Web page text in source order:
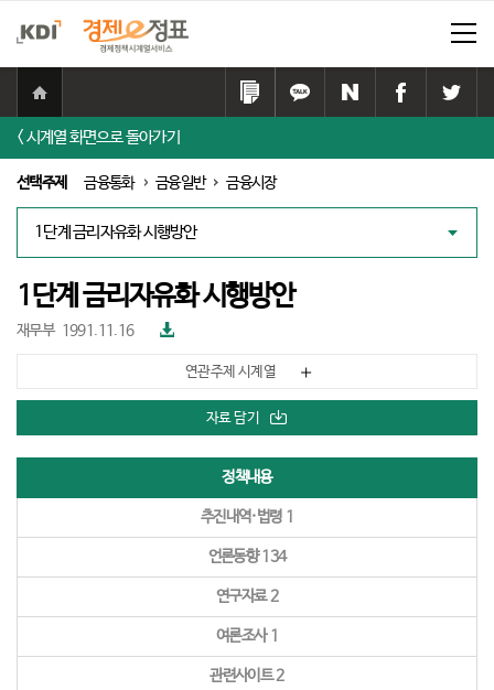
로
이
동
링
크
사
하
기
카
카
톡
유
네
이
공
하
페
이
북
유
트
위
공
하
기
< 시계열 화면으로 돌아가기
선택주제 금융통화 금융일반 금융시장
리
스
트
1단계 금리자유화 시행방안
재무부 1991.11.16
파
운
드
연관주제 시계열
자료 담기
정책내용
추진내역·법령 1
언론동향 134
연구자료 2
여론조사 1
관련사이트 2